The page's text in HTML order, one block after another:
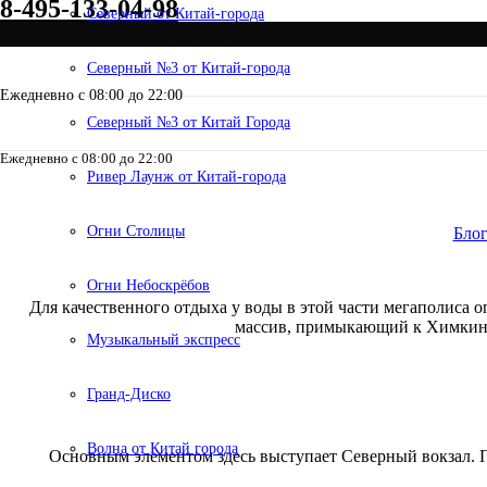
8-495-133-04-98
Ежедневно с 08:00 до 22:00
Северный от Китай-города
Северный №3 от Китай-города
Северный №3 от Китай Города
Ривер Лаунж от Китай-города
Огни Столицы
Огни Небоскрёбов
Музыкальный экспресс
Гранд-Диско
Волна от Китай города
Ежедневно с 08:00 до 22:00
8-495-133-04-98
Блог
Для качественного отдыха у воды в этой части мегаполиса
массив, примыкающий к
Основным элементом здесь выступает Северный